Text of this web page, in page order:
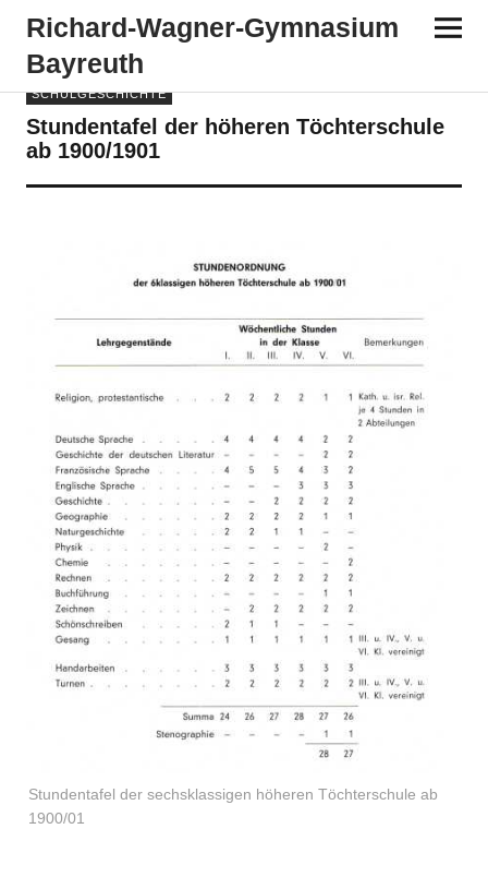
Richard-​​Wagner-​​Gymnasium
Bayreuth
SCHULGESCHICHTE
Stundentafel der höheren Töchterschule
ab 1900/1901
Stundentafel der sechsklassigen höheren Töchterschule ab
1900/01